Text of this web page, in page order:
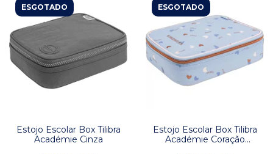
ESGOTADO
Estojo Escolar Box Tilibra
Académie Cinza
ESGOTADO
Estojo Escolar Box Tilibra
Académie Coração